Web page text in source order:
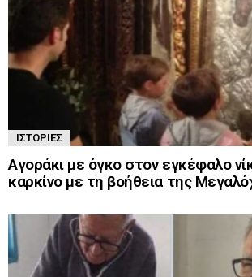
ΙΣΤΟΡΊΕΣ
Αγοράκι με όγκο στον εγκέφαλο
καρκίνο με τη βοήθεια της